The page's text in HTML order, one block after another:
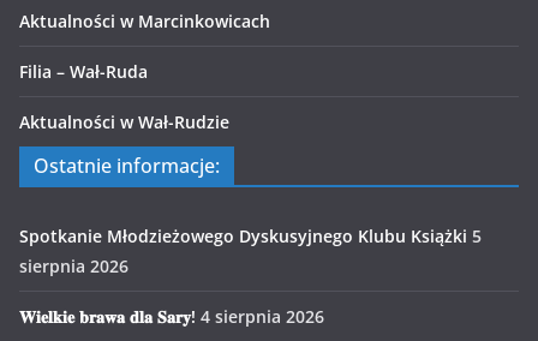
Aktualności w Marcinkowicach
Filia – Wał-Ruda
Aktualności w Wał-Rudzie
Ostatnie informacje:
Spotkanie Młodzieżowego Dyskusyjnego Klubu Książki 5
sierpnia 2026
𝐖𝐢𝐞𝐥𝐤𝐢𝐞 𝐛𝐫𝐚𝐰𝐚 𝐝𝐥𝐚 𝐒𝐚𝐫𝐲! 4 sierpnia 2026